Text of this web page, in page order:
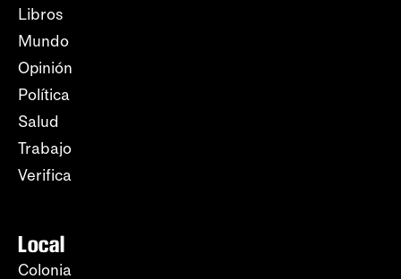
Libros
Mundo
Opinión
Política
Salud
Trabajo
Verifica
Local
Colonia